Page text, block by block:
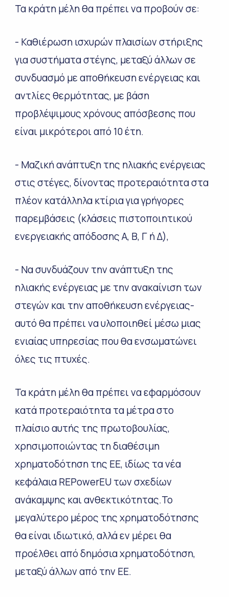
Τα κράτη μέλη θα πρέπει να προβούν σε:
- Καθιέρωση ισχυρών πλαισίων στήριξης
για συστήματα στέγης, μεταξύ άλλων σε
συνδυασμό με αποθήκευση ενέργειας και
αντλίες θερμότητας, με βάση
προβλέψιμους χρόνους απόσβεσης που
είναι μικρότεροι από 10 έτη.
- Μαζική ανάπτυξη της ηλιακής ενέργειας
στις στέγες, δίνοντας προτεραιότητα στα
πλέον κατάλληλα κτίρια για γρήγορες
παρεμβάσεις (κλάσεις πιστοποιητικού
ενεργειακής απόδοσης Α, Β, Γ ή Δ),
- Να συνδυάζουν την ανάπτυξη της
ηλιακής ενέργειας με την ανακαίνιση των
στεγών και την αποθήκευση ενέργειας-
αυτό θα πρέπει να υλοποιηθεί μέσω μιας
ενιαίας υπηρεσίας που θα ενσωματώνει
όλες τις πτυχές.
Τα κράτη μέλη θα πρέπει να εφαρμόσουν
κατά προτεραιότητα τα μέτρα στο
πλαίσιο αυτής της πρωτοβουλίας,
χρησιμοποιώντας τη διαθέσιμη
χρηματοδότηση της ΕΕ, ιδίως τα νέα
κεφάλαια REPowerEU των σχεδίων
ανάκαμψης και ανθεκτικότητας.Το
μεγαλύτερο μέρος της χρηματοδότησης
θα είναι ιδιωτικό, αλλά εν μέρει θα
προέλθει από δημόσια χρηματοδότηση,
μεταξύ άλλων από την ΕΕ.